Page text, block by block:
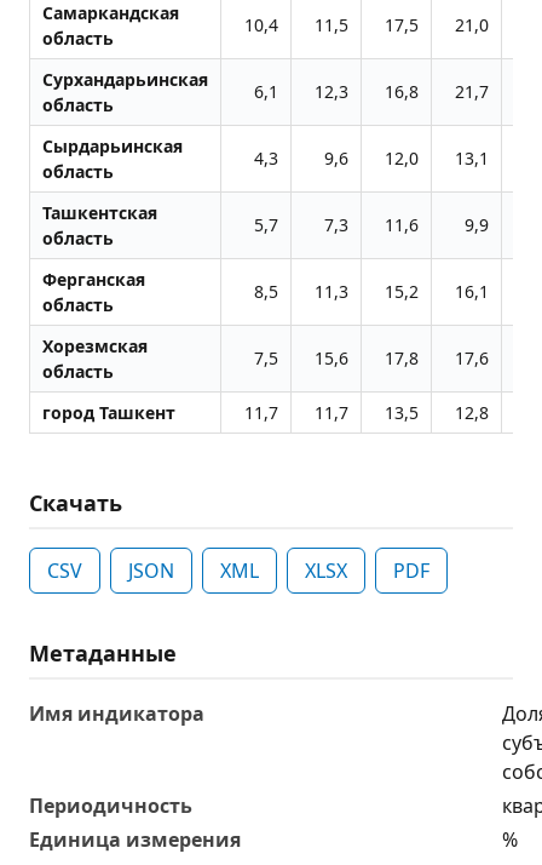
Самаркандская
область
10,4 11,5 17,5 21,0
Сурхандарьинская
область
6,1 12,3 16,8 21,7
Сырдарьинская
область
4,3 9,6 12,0 13,1
Ташкентская
область
5,7 7,3 11,6 9,9
Ферганская
область
8,5 11,3 15,2 16,1
Хорезмская
область
7,5 15,6 17,8 17,6
город Ташкент 11,7 11,7 13,5 12,8
Скачать
CSV JSON XML XLSX PDF
Метаданные
Имя индикатора
Периодичность
Единица измерения
%